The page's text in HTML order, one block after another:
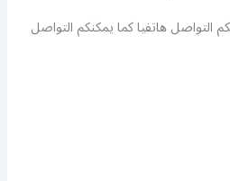
التواصل هاتفيا كما يمكنكم التواصل